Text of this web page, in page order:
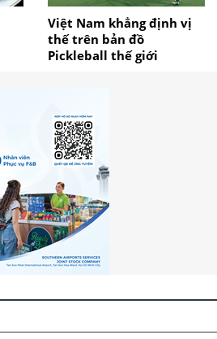
Việt Nam khẳng định vị
thế trên bản đồ
Pickleball thế giới